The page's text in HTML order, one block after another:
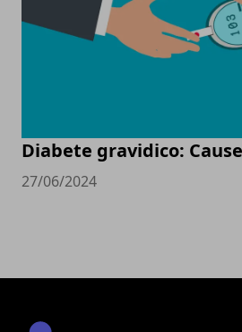
Diabete gravidico:
27/06/2024